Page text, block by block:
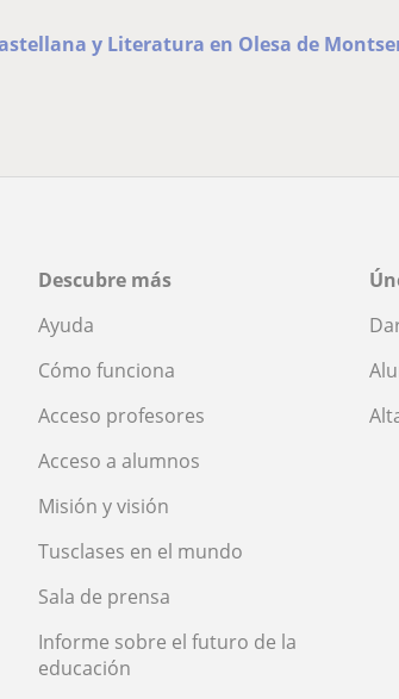
y Literatura en Olesa de
Descubre más
Ayuda
Cómo funciona
Acceso profesores
Acceso a alumnos
Misión y visión
Tusclases en el mundo
Sala de prensa
Informe sobre el futuro de la
educación